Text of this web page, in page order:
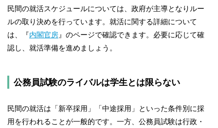
民間の就活スケジュールについては、政府が主導となりルー
ルの取り決めを行っています。就活に関する詳細について
は、『内閣官房』のページで確認できます。必要に応じて確
認し、就活準備を進めましょう。
公務員試験のライバルは学生とは限らない
民間の就活は「新卒採用」「中途採用」といった条件別に採
用を行われることが一般的です。一方、公務員試験は行政・